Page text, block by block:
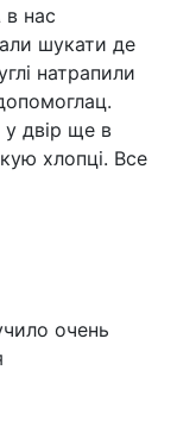
в нас
шукати де
натрапили
двір ще в
хлопці. Все
очень